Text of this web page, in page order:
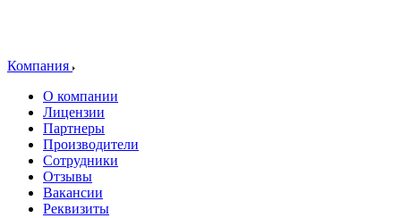
Компания
О компании
Лицензии
Партнеры
Производители
Сотрудники
Отзывы
Вакансии
Реквизиты